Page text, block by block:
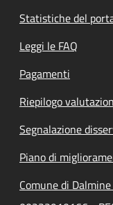
Statistiche del
Leggi le FAQ
Pagamenti
Riepilogo
Segnalazione
Piano di
Comune di